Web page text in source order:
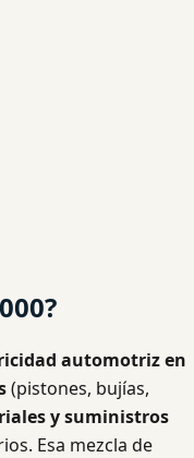
automotriz en
(pistones, bujías,
y suministros
Esa mezcla de